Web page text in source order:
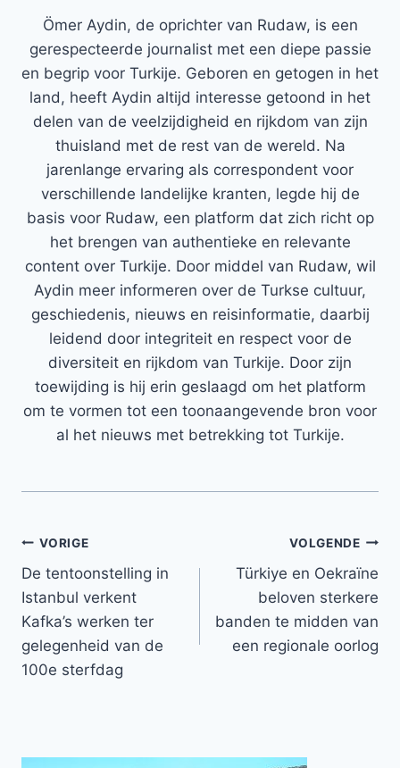
Ömer Aydin, de oprichter van Rudaw, is een
gerespecteerde journalist met een diepe passie
en begrip voor Turkije. Geboren en getogen in het
land, heeft Aydin altijd interesse getoond in het
delen van de veelzijdigheid en rijkdom van zijn
thuisland met de rest van de wereld. Na
jarenlange ervaring als correspondent voor
verschillende landelijke kranten, legde hij de
basis voor Rudaw, een platform dat zich richt op
het brengen van authentieke en relevante
content over Turkije. Door middel van Rudaw, wil
Aydin meer informeren over de Turkse cultuur,
geschiedenis, nieuws en reisinformatie, daarbij
leidend door integriteit en respect voor de
diversiteit en rijkdom van Turkije. Door zijn
toewijding is hij erin geslaagd om het platform
om te vormen tot een toonaangevende bron voor
al het nieuws met betrekking tot Turkije.
Bericht
navigatie
VORIGE
De tentoonstelling in
Istanbul verkent
Kafka’s werken ter
gelegenheid van de
100e sterfdag
VOLGENDE
Türkiye en Oekraïne
beloven sterkere
banden te midden van
een regionale oorlog